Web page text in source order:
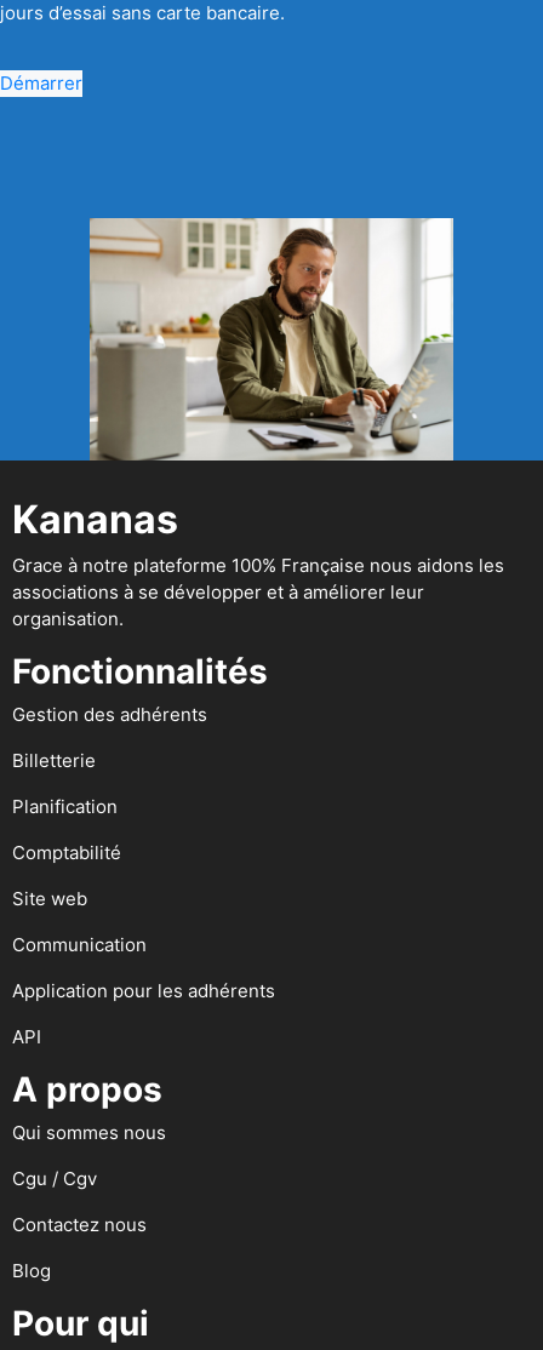
jours d’essai sans carte bancaire.
Démarrer
Kananas
Grace à notre plateforme 100% Française nous aidons les
associations à se développer et à améliorer leur
organisation.
Fonctionnalités
Gestion des adhérents
Billetterie
Planification
Comptabilité
Site web
Communication
Application pour les adhérents
API
A propos
Qui sommes nous
Cgu / Cgv
Contactez nous
Blog
Pour qui